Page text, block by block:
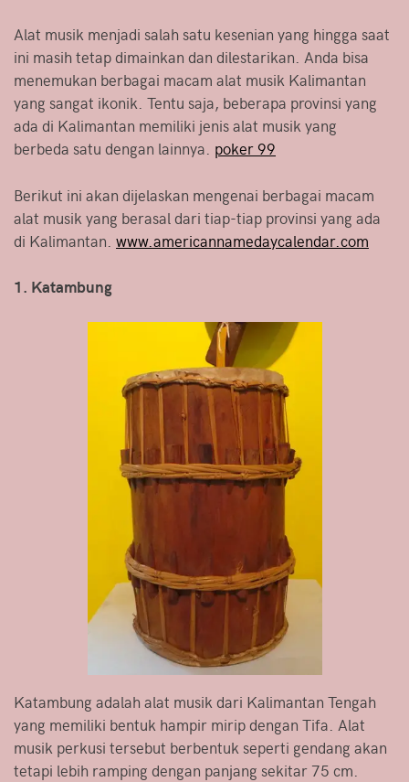
Alat musik menjadi salah satu kesenian yang hingga saat
ini masih tetap dimainkan dan dilestarikan. Anda bisa
menemukan berbagai macam alat musik Kalimantan
yang sangat ikonik. Tentu saja, beberapa provinsi yang
ada di Kalimantan memiliki jenis alat musik yang
berbeda satu dengan lainnya. poker 99
Berikut ini akan dijelaskan mengenai berbagai macam
alat musik yang berasal dari tiap-tiap provinsi yang ada
di Kalimantan. www.americannamedaycalendar.com
1. Katambung
Katambung adalah alat musik dari Kalimantan Tengah
yang memiliki bentuk hampir mirip dengan Tifa. Alat
musik perkusi tersebut berbentuk seperti gendang akan
tetapi lebih ramping dengan panjang sekitar 75 cm.